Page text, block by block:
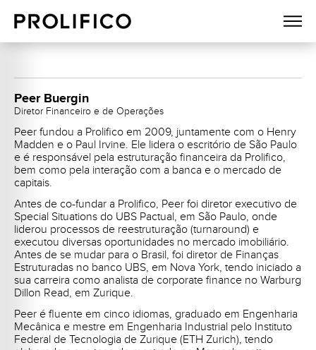
COMITÊ EXECUTIVO
Peer Buergin
Diretor Financeiro e de Operações
Peer fundou a Prolifico em 2009, juntamente com o Henry
Madden e o Paul Irvine. Ele lidera o escritório de São Paulo
e é responsável pela estruturação financeira da Prolifico,
bem como pela interação com a banca e o mercado de
capitais.
Antes de co-fundar a Prolifico, Peer foi diretor executivo de
Special Situations do UBS Pactual, em São Paulo, onde
liderou processos de reestruturação (turnaround) e
executou diversas oportunidades no mercado imobiliário.
Antes de se mudar para o Brasil, foi diretor de Finanças
Estruturadas no banco UBS, em Nova York, tendo iniciado a
sua carreira como analista de corporate finance no Warburg
Dillon Read, em Zurique.
Peer é fluente em cinco idiomas, graduado em Engenharia
Mecânica e mestre em Engenharia Industrial pelo Instituto
Federal de Tecnologia de Zurique (ETH Zurich), tendo